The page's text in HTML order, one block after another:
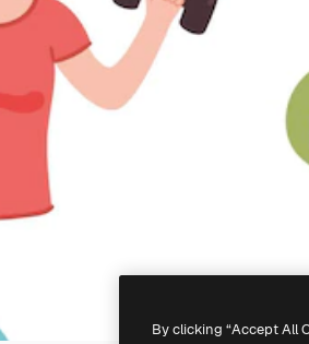
By clicking “Accept All